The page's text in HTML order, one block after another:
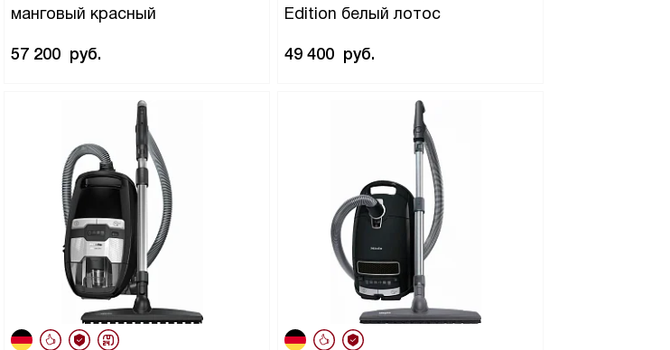
манговый красный
57 200 руб.
Edition белый лотос
49 400 руб.